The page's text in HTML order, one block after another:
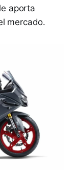
aporta
mercado.